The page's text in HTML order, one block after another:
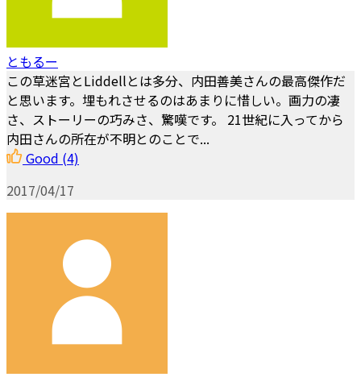
ともるー
この草迷宮とLiddellとは多分、内田善美さんの最高傑作だ
と思います。埋もれさせるのはあまりに惜しい。画力の凄
さ、ストーリーの巧みさ、驚嘆です。 21世紀に入ってから
内田さんの所在が不明とのことで...
Good (4)
2017/04/17